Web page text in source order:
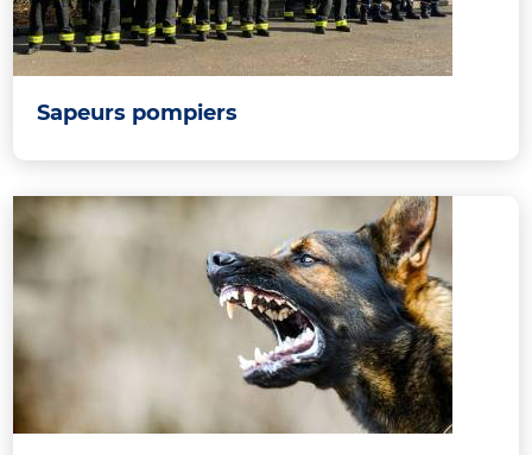
Sapeurs pompiers